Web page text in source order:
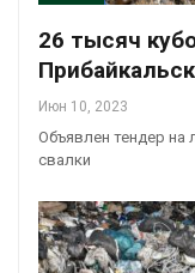
26 тысяч
Июн 10, 2023
Объявлен тендер на
свалки